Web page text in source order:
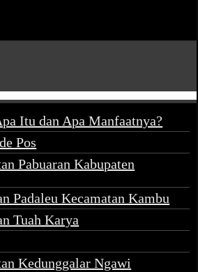
Itu dan Apa Manfaatnya?
Pos
Pabuaran Kabupaten
Padaleu Kecamatan Kambu
Tuah Karya
Kedunggalar Ngawi